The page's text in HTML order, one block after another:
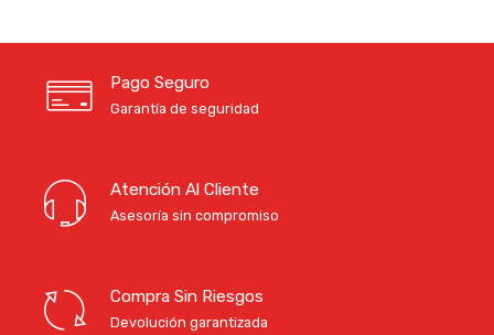
Pago Seguro
Garantía de seguridad
Atención Al Cliente
Asesoría sin compromiso
Compra Sin Riesgos
Devolución garantizada